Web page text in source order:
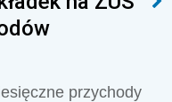
przychody